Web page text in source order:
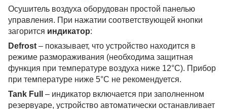
Осушитель воздуха оборудован простой панелью
управления. При нажатии соответствующей кнопки
загорится индикатор:
Dеfrost – показывает, что устройство находится в
режиме размораживания (необходима защитная
функция при температуре воздуха ниже 12°С). Прибор
при температуре ниже 5°С не рекомендуется.
Tank Full – индикатор включается при заполненном
резервуаре, устройство автоматически останавливает